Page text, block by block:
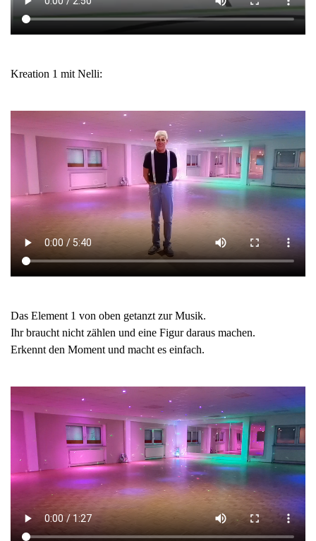
Kreation 1 mit Nelli:
Das Element 1 von oben getanzt zur Musik.
Ihr braucht nicht zählen und eine Figur daraus machen.
Erkennt den Moment und macht es einfach.